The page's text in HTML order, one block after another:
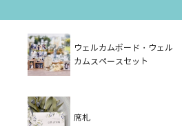
ウェルカムボード・ウェル
カムスペースセット
席札